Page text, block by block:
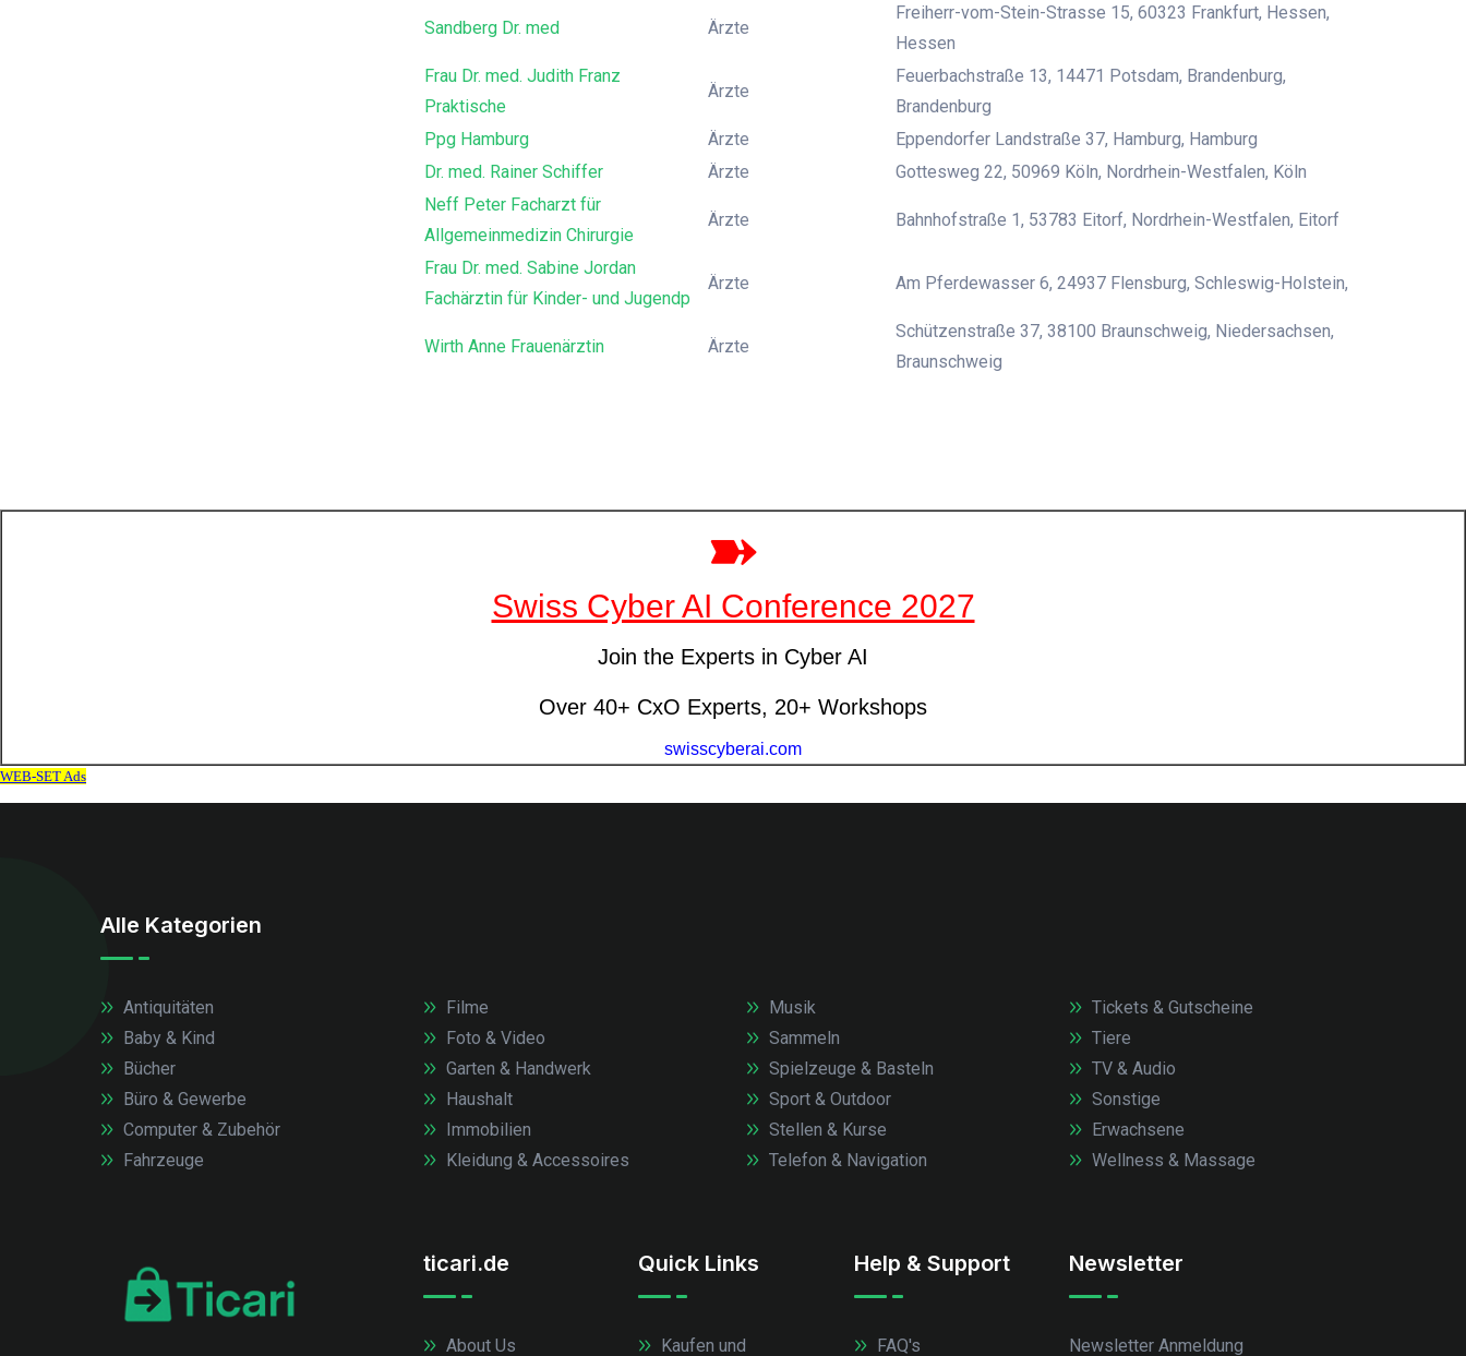
Sandberg Dr. med Ärzte
Freiherr-vom-Stein-Strasse 15, 60323 Frankfurt, Hessen,
Hessen
Frau Dr. med. Judith Franz
Praktische
Ärzte
Feuerbachstraße 13, 14471 Potsdam, Brandenburg,
Brandenburg
Ppg Hamburg
Ärzte
Eppendorfer Landstraße 37, Hamburg, Hamburg
Dr. med. Rainer Schiffer
Ärzte
Gottesweg 22, 50969 Köln, Nordrhein-Westfalen, Köln
Neff Peter Facharzt für
Allgemeinmedizin Chirurgie
Ärzte Bahnhofstraße 1, 53783 Eitorf, Nordrhein-Westfalen, Eitorf
Frau Dr. med. Sabine Jordan
Fachärztin für Kinder- und Jugendp
Ärzte Am Pferdewasser 6, 24937 Flensburg, Schleswig-Holstein,
Wirth Anne Frauenärztin Ärzte
Schützenstraße 37, 38100 Braunschweig, Niedersachsen,
Braunschweig
Alle Kategorien
Antiquitäten
Baby & Kind
Bücher
Büro & Gewerbe
Computer & Zubehör
Fahrzeuge
Filme
Foto & Video
Garten & Handwerk
Haushalt
Immobilien
Kleidung & Accessoires
Musik
Sammeln
Spielzeuge & Basteln
Sport & Outdoor
Stellen & Kurse
Telefon & Navigation
Tickets & Gutscheine
Tiere
TV & Audio
Sonstige
Erwachsene
Wellness & Massage
ticari.de
About Us
Quick Links
Kaufen und
Help & Support
FAQ's
Newsletter
Newsletter Anmeldung